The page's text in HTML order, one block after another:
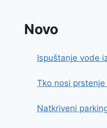
Novo
Ispuštanje vode
Tko nosi
Natkriveni